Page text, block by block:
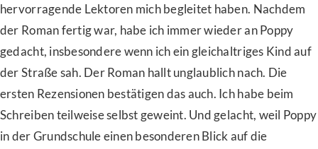
hervorragende Lektoren mich begleitet haben. Nachdem
der Roman fertig war, habe ich immer wieder an Poppy
gedacht, insbesondere wenn ich ein gleichaltriges Kind auf
der Straße sah. Der Roman hallt unglaublich nach. Die
ersten Rezensionen bestätigen das auch. Ich habe beim
Schreiben teilweise selbst geweint. Und gelacht, weil Poppy
in der Grundschule einen besonderen Blick auf die